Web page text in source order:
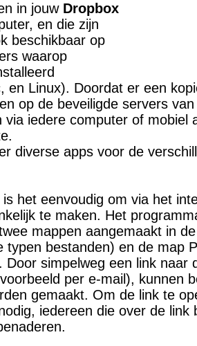
in jouw Dropbox
en die zijn
beschikbaar op
waarop
en Linux). Doordat er een
op de beveiligde servers
via iedere computer of mobiel
diverse apps voor de
is het eenvoudig om via het
te maken. Het
mappen aangemaakt in
typen bestanden) en de map
Door simpelweg een link naar
per e-mail), kunnen
gemaakt. Om de link te
iedereen die over de link